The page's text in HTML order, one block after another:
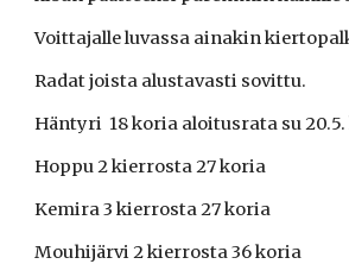
Voittajalle luvassa ainakin
Radat joista alustavasti sovittu.
Häntyri  18 koria aloitusrata su 20.5.
Hoppu 2 kierrosta 27 koria
Kemira 3 kierrosta 27 koria
Mouhijärvi 2 kierrosta 36 koria